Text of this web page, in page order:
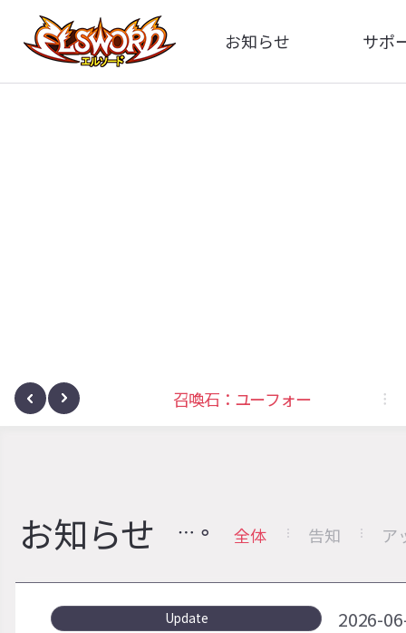
お知らせ
全体
サポ
サノヴァ 召喚石：ユーフォー
お知らせ 全体 告知 ア
Update 2026-